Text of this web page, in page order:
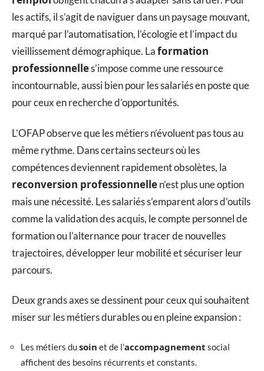
les actifs, il s’agit de naviguer dans un paysage mouvant,
marqué par l’automatisation, l’écologie et l’impact du
vieillissement démographique. Laformation
professionnelles’impose comme une ressource
incontournable, aussi bien pour les salariés en poste que
pour ceux en recherche d’opportunités.
L’OFAP observe que les métiers n’évoluent pas tous au
même rythme. Dans certains secteurs où les
compétences deviennent rapidement obsolètes, la
reconversion professionnellen’est plus une option
mais une nécessité. Les salariés s’emparent alors d’outils
comme la validation des acquis, le compte personnel de
formation ou l’alternance pour tracer de nouvelles
trajectoires, développer leur mobilité et sécuriser leur
parcours.
Deux grands axes se dessinent pour ceux qui souhaitent
miser sur les métiers durables ou en pleine expansion :
Les métiers dusoin et de l’accompagnement social
affichent des besoins récurrents et constants.